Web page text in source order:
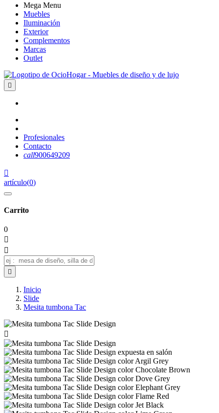
Mega Menu
Muebles
Iluminación
Exterior
Complementos
Marcas
Outlet

Profesionales
Contacto
call900649209

artículo(0)
Carrito
0



Inicio
Slide
Mesita tumbona Tac
